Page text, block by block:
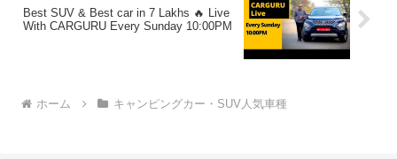
Best SUV & Best car in 7 Lakhs 🔥 Live
With CARGURU Every Sunday 10:00PM
ホーム キャンピングカー・SUV人気車種